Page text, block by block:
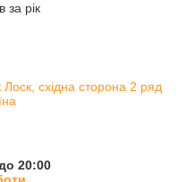
за рік
східна сторона 2 ряд
20:00